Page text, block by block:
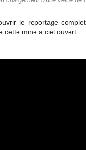
le reportage
cette mine à ciel ouvert.